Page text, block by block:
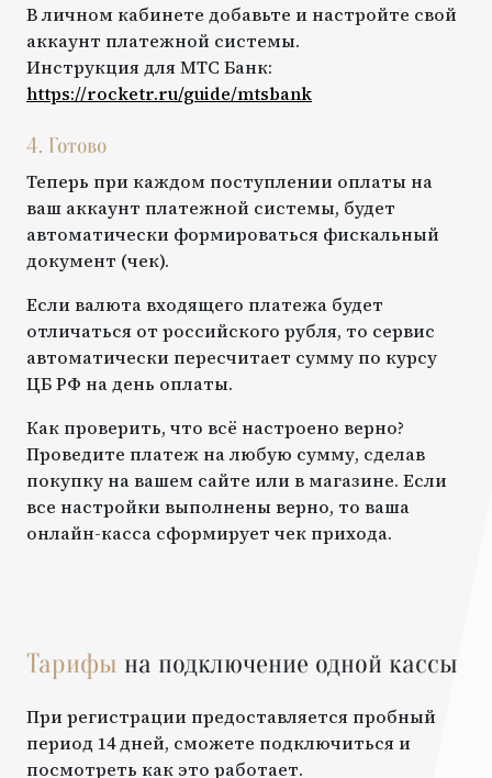
В личном кабинете добавьте и настройте свой
аккаунт платежной системы.
Инструкция дляМТС Банк:
https://rocketr.ru/guide/mtsbank
4. Готово
Теперь при каждом поступлении оплаты на
ваш аккаунт платежной системы, будет
автоматически формироваться фискальный
документ (чек).
Если валюта входящего платежа будет
отличаться от российского рубля, то сервис
автоматически пересчитает сумму по курсу
ЦБ РФ на день оплаты.
Как проверить, что всё настроено верно?
Проведите платеж на любую сумму, сделав
покупку на вашем сайте или в магазине. Если
все настройки выполнены верно, то ваша
онлайн-касса сформирует чек прихода.
Тарифы на подключение одной кассы
При регистрации предоставляется пробный
период 14 дней, сможете подключиться и
посмотреть как это работает.